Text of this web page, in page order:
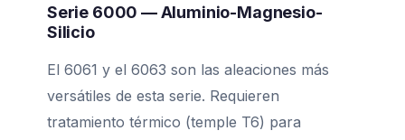
Serie 6000 — Aluminio-Magnesio-
Silicio
El 6061 y el 6063 son las aleaciones más
versátiles de esta serie. Requieren
tratamiento térmico (temple T6) para